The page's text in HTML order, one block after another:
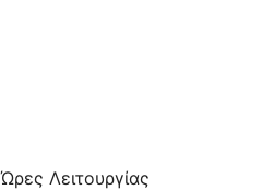
Ώρες Λειτουργίας